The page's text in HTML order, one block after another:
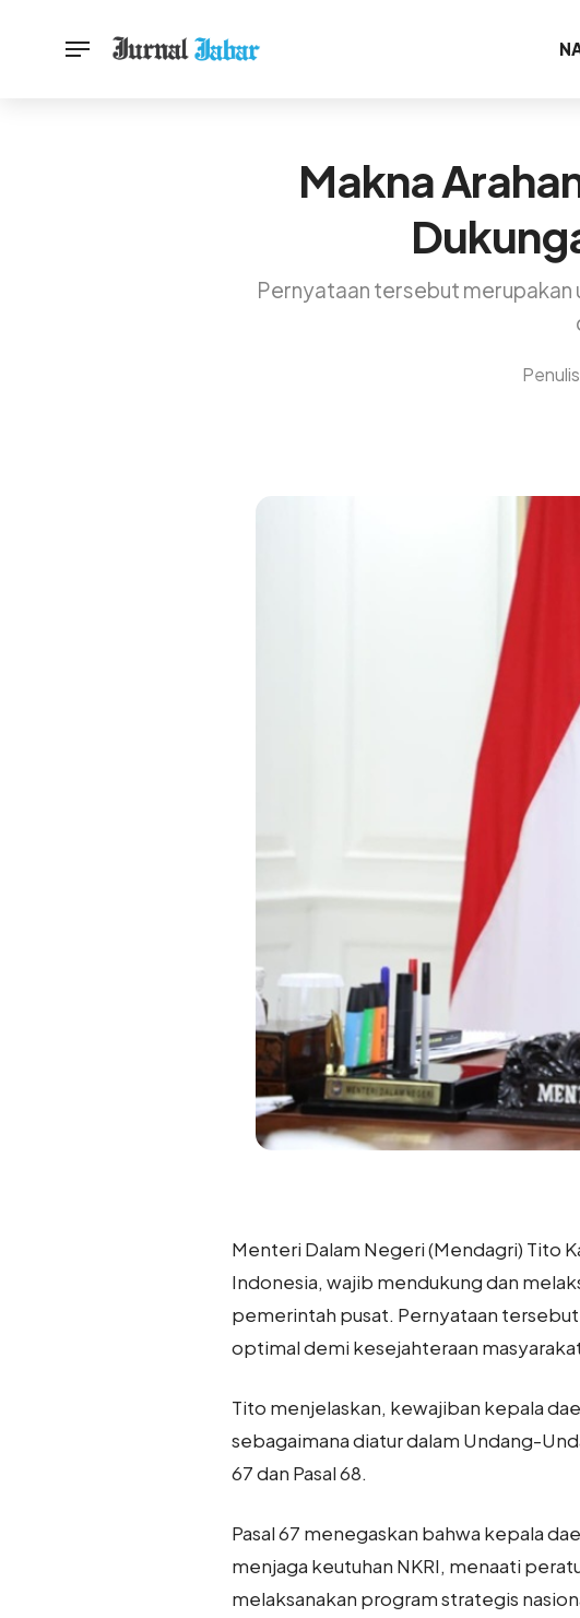
Makna
Pernyataan tersebut merupakan
Menteri Dalam Negeri (Mendagri) Tito
Indonesia, wajib mendukung dan
pemerintah pusat. Pernyataan
optimal demi kesejahteraan
Tito menjelaskan, kewajiban kepala
sebagaimana diatur dalam Undang-
67 dan Pasal 68.
Pasal 67 menegaskan bahwa kepala
menjaga keutuhan NKRI, menaati
melaksanakan program strategis